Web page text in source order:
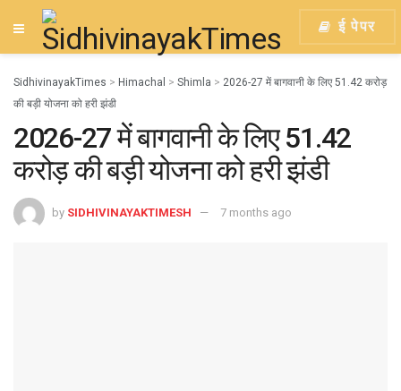
ई पेपर
SidhivinayakTimes > Himachal > Shimla > 2026-27 में बागवानी के लिए 51.42 करोड़
की बड़ी योजना को हरी झंडी
2026-27 में बागवानी के लिए 51.42
करोड़ की बड़ी योजना को हरी झंडी
by SIDHIVINAYAKTIMESH 7 months ago